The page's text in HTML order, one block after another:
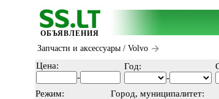
ОБЪЯВЛЕНИЯ
Запчасти и аксессуары / Volvo
Цена:
-
Год:
-
Режим: Город, муниципалитет: